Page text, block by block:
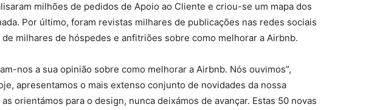
milhões de pedidos de Apoio ao Cliente e criou-se um mapa dos
Por último, foram revistas milhares de publicações nas redes sociais
milhares de hóspedes e anfitriões sobre como melhorar a Airbnb.
nos a sua opinião sobre como melhorar a Airbnb. Nós ouvimos”,
apresentamos o mais extenso conjunto de novidades da nossa
orientámos para o design, nunca deixámos de avançar. Estas 50 novas